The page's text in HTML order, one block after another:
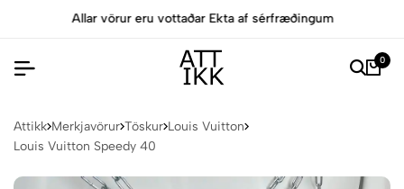
Allar vörur eru vottaðar Ekta af sérfræðingum
0
Attikk Merkjavörur Töskur Louis Vuitton
Louis Vuitton Speedy 40